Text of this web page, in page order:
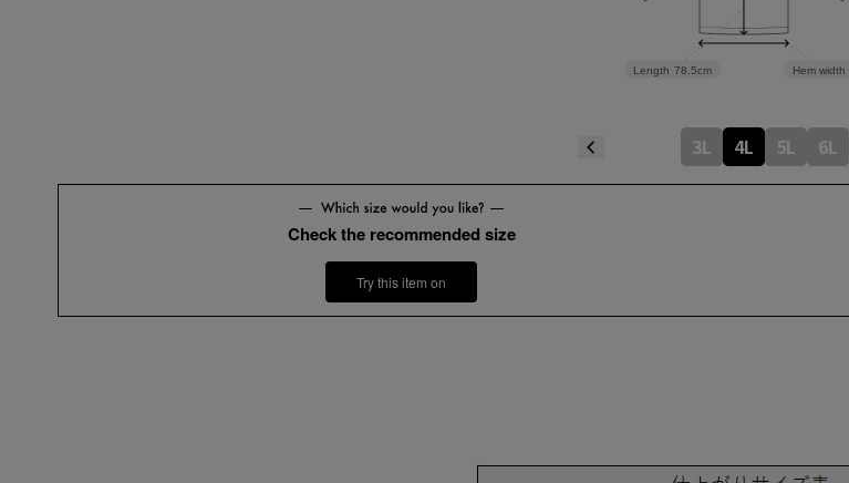
Hem width
Length 78.5cm
3L 4L 5L 6L
Check the recommended size
Try this item on